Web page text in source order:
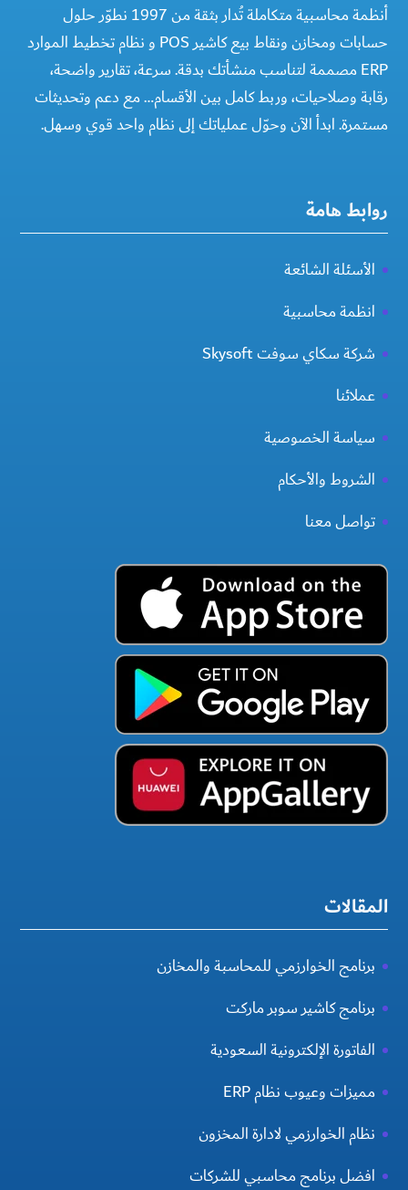
أنظمة محاسبية متكاملة تُدار بثقة من 1997 نطوّر حلول
حسابات ومخازن ونقاط بيع كاشير POS و نظام تخطيط الموارد
ERP مصممة لتناسب منشأتك بدقة. سرعة، تقارير واضحة،
رقابة وصلاحيات، وربط كامل بين الأقسام… مع دعم وتحديثات
مستمرة. ابدأ الآن وحوّل عملياتك إلى نظام واحد قوي وسهل.
روابط هامة
الأسئلة الشائعة
انظمة محاسبية
شركة سكاي سوفت Skysoft
عملائنا
سياسة الخصوصية
الشروط والأحكام
تواصل معنا
المقالات
برنامج الخوارزمي للمحاسبة والمخازن
برنامج كاشير سوبر ماركت
الفاتورة الإلكترونية السعودية
مميزات وعيوب نظام ERP
نظام الخوارزمي لادارة المخزون
افضل برنامج محاسبي للشركات